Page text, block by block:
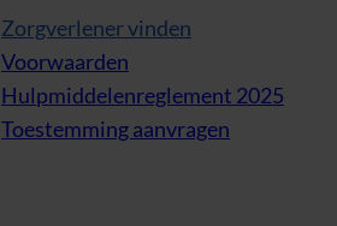
Zorgverlener vinden
Voorwaarden
Hulpmiddelenreglement 2025
Toestemming aanvragen